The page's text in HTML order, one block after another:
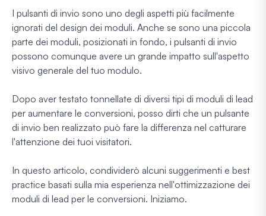
I pulsanti di invio sono uno degli aspetti più facilmente
ignorati del design dei moduli. Anche se sono una piccola
parte dei moduli, posizionati in fondo, i pulsanti di invio
possono comunque avere un grande impatto sull'aspetto
visivo generale del tuo modulo.
Dopo aver testato tonnellate di diversi tipi di moduli di lead
per aumentare le conversioni, posso dirti che un pulsante
di invio ben realizzato può fare la differenza nel catturare
l'attenzione dei tuoi visitatori.
In questo articolo, condividerò alcuni suggerimenti e best
practice basati sulla mia esperienza nell'ottimizzazione dei
moduli di lead per le conversioni. Iniziamo.